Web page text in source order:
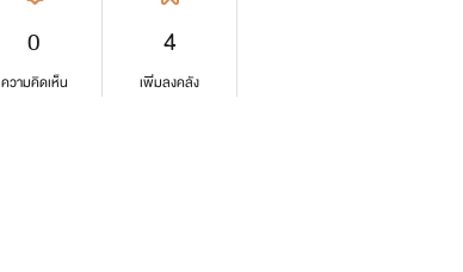
0
ความคิดเห็น
4
เพิ่มลงคลัง